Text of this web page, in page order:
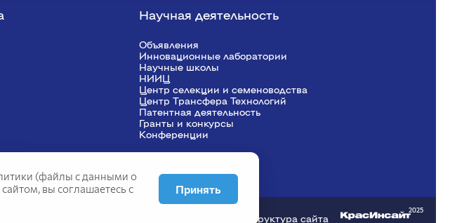
Научная деятельность
Объявления
Инновационные лаборатории
Научные школы
НИИЦ
Центр селекции и семеноводства
Центр Трансфера Технологий
Патентная деятельность
Гранты и конкурсы
Конференции
Структура сайта
2025
(файлы с данными о
вы соглашаетесь с
Принять